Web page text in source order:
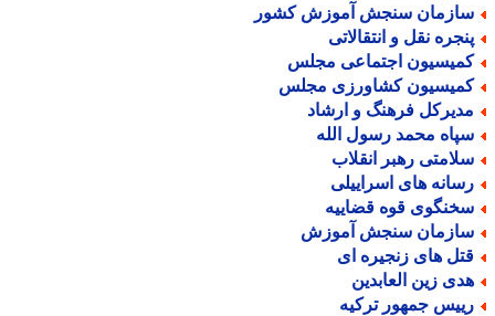
سنجش آموزش کشور
نقل و انتقالاتی
اجتماعی مجلس
کشاورزی مجلس
فرهنگ و ارشاد
محمد رسول الله
رهبر انقلاب
های اسراییلی
قوه قضاییه
سنجش آموزش
های زنجیره ای
زین العابدین
جمهور ترکیه